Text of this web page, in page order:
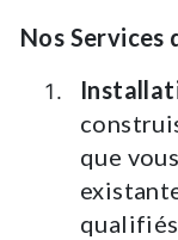
Nos Services
que